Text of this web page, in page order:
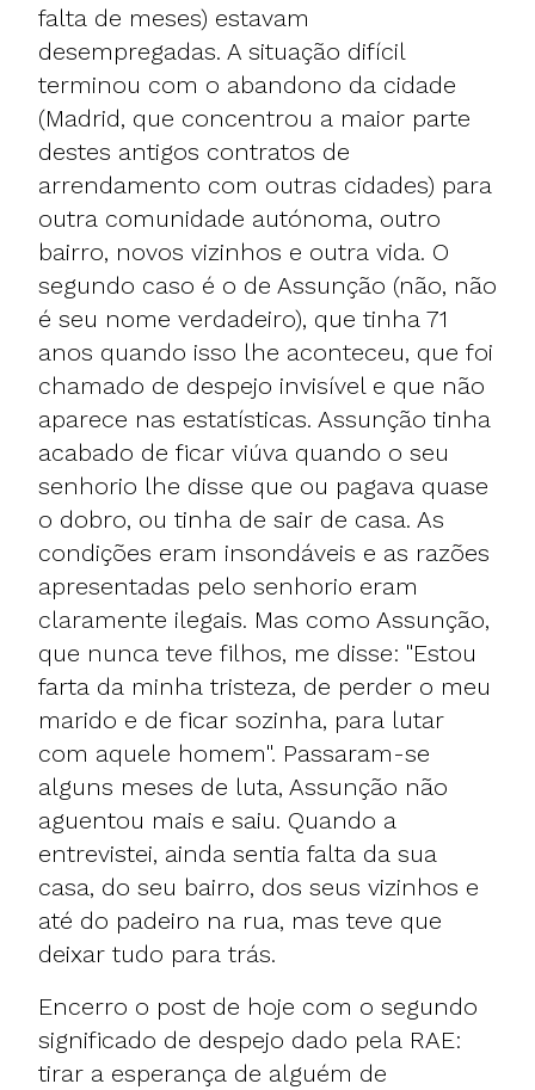
falta de meses) estavam
desempregadas. A situação difícil
terminou com o abandono da cidade
(Madrid, que concentrou a maior parte
destes antigos contratos de
arrendamento com outras cidades) para
outra comunidade autónoma, outro
bairro, novos vizinhos e outra vida. O
segundo caso é o de Assunção (não, não
é seu nome verdadeiro), que tinha 71
anos quando isso lhe aconteceu, que foi
chamado de despejo invisível e que não
aparece nas estatísticas. Assunção tinha
acabado de ficar viúva quando o seu
senhorio lhe disse que ou pagava quase
o dobro, ou tinha de sair de casa. As
condições eram insondáveis e as razões
apresentadas pelo senhorio eram
claramente ilegais. Mas como Assunção,
que nunca teve filhos, me disse: "Estou
farta da minha tristeza, de perder o meu
marido e de ficar sozinha, para lutar
com aquele homem". Passaram-se
alguns meses de luta, Assunção não
aguentou mais e saiu. Quando a
entrevistei, ainda sentia falta da sua
casa, do seu bairro, dos seus vizinhos e
até do padeiro na rua, mas teve que
deixar tudo para trás.
Encerro o post de hoje com o segundo
significado de despejo dado pela RAE:
tirar a esperança de alguém de